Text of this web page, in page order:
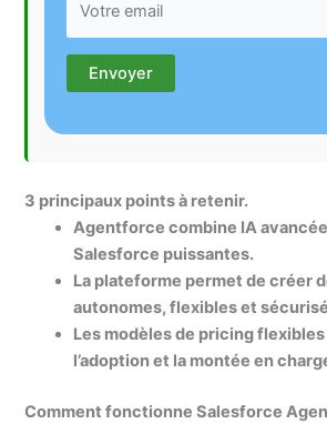
3 principaux points à retenir.
Agentforce combine IA
Salesforce puissantes.
La plateforme permet de créer
autonomes, flexibles et
Les modèles de pricing
l’adoption et la montée en
Comment fonctionne Salesforce